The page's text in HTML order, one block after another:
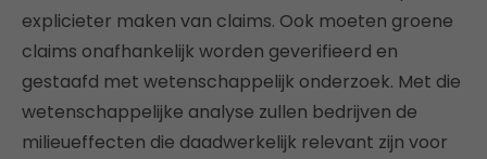
explicieter maken van claims. Ook moeten groene
claims onafhankelijk worden geverifieerd en
gestaafd met wetenschappelijk onderzoek. Met die
wetenschappelijke analyse zullen bedrijven de
milieueffecten die daadwerkelijk relevant zijn voor